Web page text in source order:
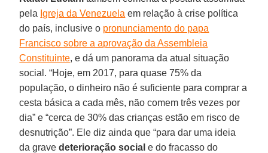
pela Igreja da Venezuela em relação à crise política
do país, inclusive o pronunciamento do papa
Francisco sobre a aprovação da Assembleia
Constituinte, e dá um panorama da atual situação
social. “Hoje, em 2017, para quase 75% da
população, o dinheiro não é suficiente para comprar a
cesta básica a cada mês, não comem três vezes por
dia” e “cerca de 30% das crianças estão em risco de
desnutrição”. Ele diz ainda que “para dar uma ideia
da gravedeterioração social e do fracasso do